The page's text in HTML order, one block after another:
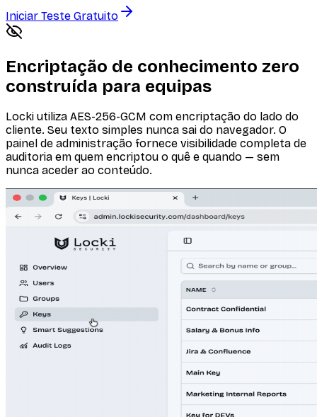
Iniciar Teste Gratuito
Encriptação de conhecimento zero
construída para equipas
Locki utiliza AES-256-GCM com encriptação do lado do
cliente. Seu texto simples nunca sai do navegador. O
painel de administração fornece visibilidade completa de
auditoria em quem encriptou o quê e quando — sem
nunca aceder ao conteúdo.